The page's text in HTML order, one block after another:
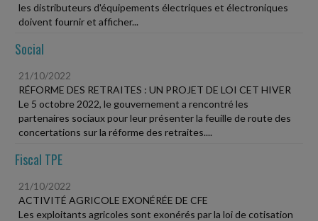
les distributeurs d'équipements électriques et électroniques
doivent fournir et afficher...
Social
21/10/2022
RÉFORME DES RETRAITES : UN PROJET DE LOI CET HIVER
Le 5 octobre 2022, le gouvernement a rencontré les
partenaires sociaux pour leur présenter la feuille de route des
concertations sur la réforme des retraites....
Fiscal TPE
21/10/2022
ACTIVITÉ AGRICOLE EXONÉRÉE DE CFE
Les exploitants agricoles sont exonérés par la loi de cotisation